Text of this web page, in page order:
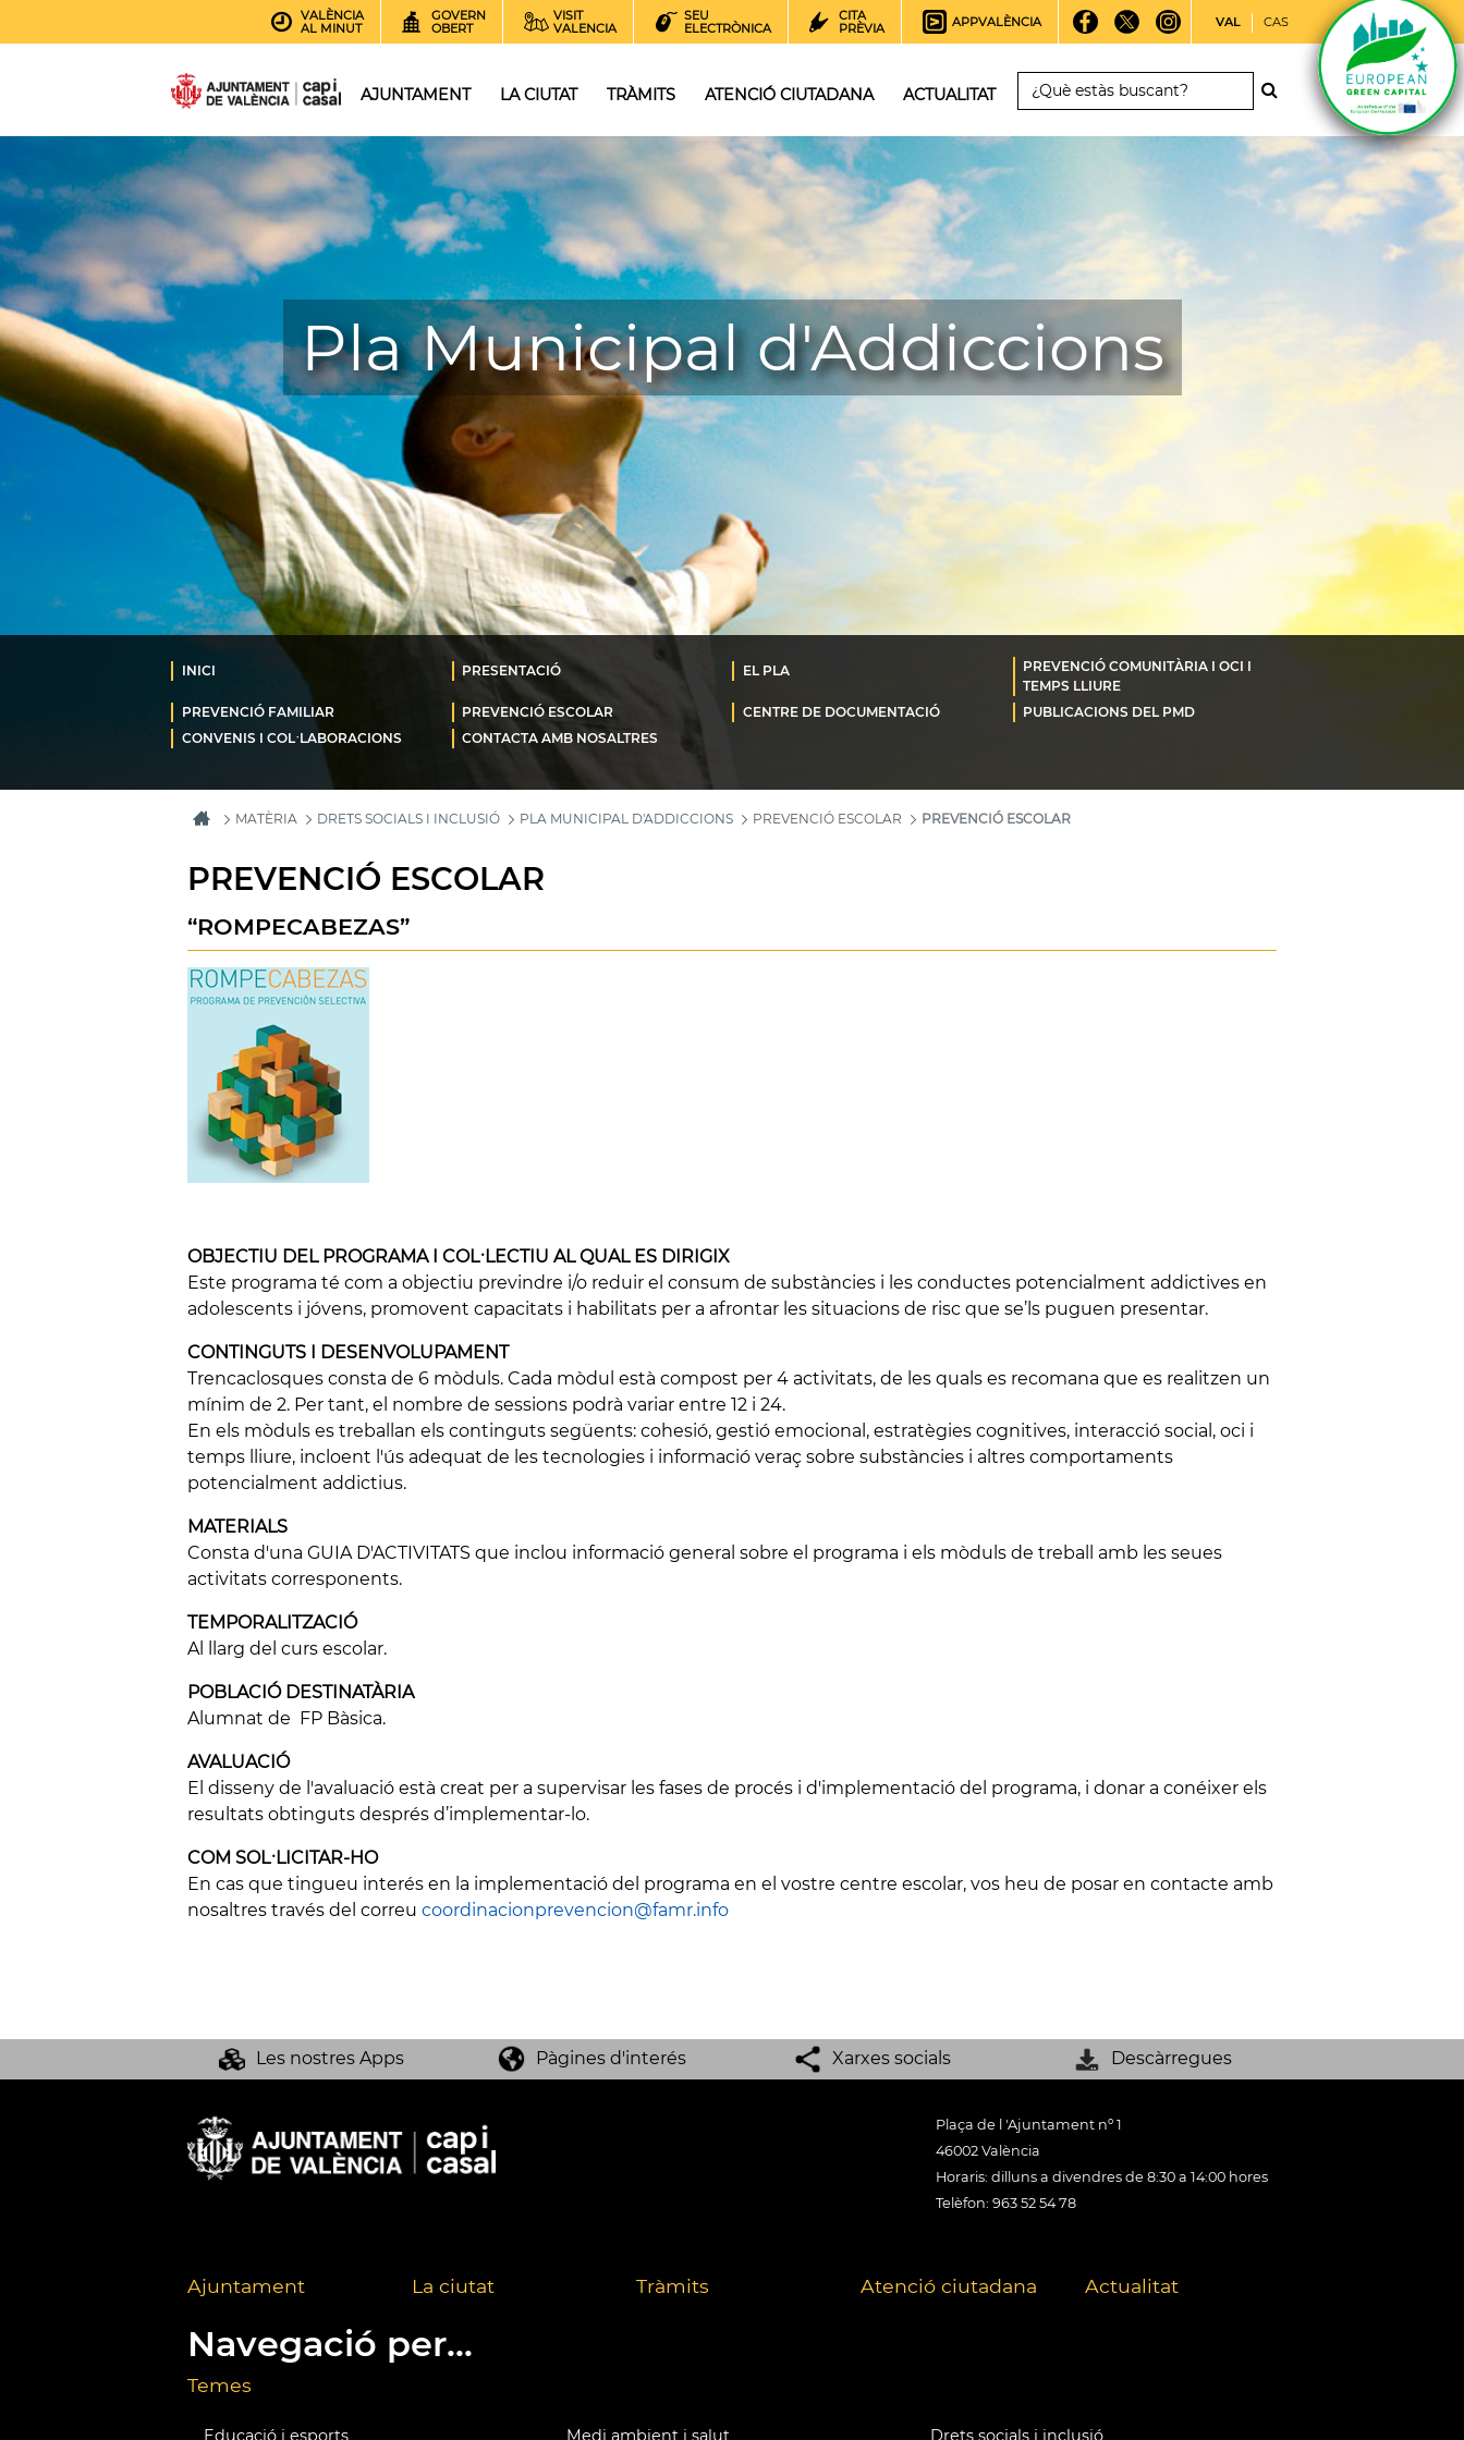
VALÈNCIA
AL MINUT
GOVERN
OBERT
VISIT
VALENCIA
SEU
ELECTRÒNICA
CITA
PRÈVIA
APPVALÈNCIA VAL CAS
AJUNTAMENT LA CIUTAT TRÀMITS ATENCIÓ CIUTADANA ACTUALITAT
Pla Municipal d'Addiccions
INICI PRESENTACIÓ EL PLA
PREVENCIÓ COMUNITÀRIA I OCI I
TEMPS LLIURE
PREVENCIÓ FAMILIAR
PREVENCIÓ ESCOLAR CENTRE DE DOCUMENTACIÓ
PUBLICACIONS DEL PMD
CONVENIS I COL·LABORACIONS
CONTACTA AMB NOSALTRES
MATÈRIA DRETS SOCIALS I INCLUSIÓ PLA MUNICIPAL D'ADDICCIONS PREVENCIÓ ESCOLAR PREVENCIÓ ESCOLAR
PREVENCIÓ ESCOLAR
“ROMPECABEZAS”
OBJECTIU DEL PROGRAMA I COL·LECTIU AL QUAL ES DIRIGIX
Este programa té com a objectiu previndre i/o reduir el consum de substàncies i les conductes potencialment addictives en
adolescents i jóvens, promovent capacitats i habilitats per a afrontar les situacions de risc que se’ls puguen presentar.
CONTINGUTS I DESENVOLUPAMENT
Trencaclosques consta de 6 mòduls. Cada mòdul està compost per 4 activitats, de les quals es recomana que es realitzen un
mínim de 2. Per tant, el nombre de sessions podrà variar entre 12 i 24.
En els mòduls es treballan els continguts següents: cohesió, gestió emocional, estratègies cognitives, interacció social, oci i
temps lliure, incloent l'ús adequat de les tecnologies i informació veraç sobre substàncies i altres comportaments
potencialment addictius.
MATERIALS
Consta d'una GUIA D'ACTIVITATS que inclou informació general sobre el programa i els mòduls de treball amb les seues
activitats corresponents.
TEMPORALITZACIÓ
Al llarg del curs escolar.
POBLACIÓ DESTINATÀRIA
Alumnat de FP Bàsica.
AVALUACIÓ
El disseny de l'avaluació està creat per a supervisar les fases de procés i d'implementació del programa, i donar a conéixer els
resultats obtinguts després d’implementar-lo.
COM SOL·LICITAR-HO
En cas que tingueu interés en la implementació del programa en el vostre centre escolar, vos heu de posar en contacte amb
nosaltres través del correu coordinacionprevencion@famr.info
Les nostres Apps Pàgines d'interés Xarxes socials Descàrregues
Plaça de l 'Ajuntament nº 1
46002 València
Horaris: dilluns a divendres de 8:30 a 14:00 hores
Telèfon: 963 52 54 78
Ajuntament La ciutat Tràmits Atenció ciutadana Actualitat
Navegació per...
Temes
Educació i esports Medi ambient i salut Drets socials i inclusió